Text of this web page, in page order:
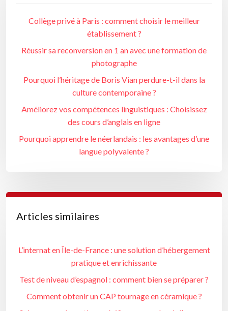
Collège privé à Paris : comment choisir le meilleur
établissement ?
Réussir sa reconversion en 1 an avec une formation de
photographe
Pourquoi l’héritage de Boris Vian perdure-t-il dans la
culture contemporaine ?
Améliorez vos compétences linguistiques : Choisissez
des cours d’anglais en ligne
Pourquoi apprendre le néerlandais : les avantages d’une
langue polyvalente ?
Articles similaires
L’internat en Île-de-France : une solution d’hébergement
pratique et enrichissante
Test de niveau d’espagnol : comment bien se préparer ?
Comment obtenir un CAP tournage en céramique ?